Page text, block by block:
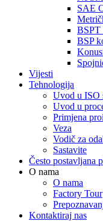
SAE
BSPT
BSP
Vijesti
Tehnologija
Uvod u ISO
Uvod u
Primjena
Veza
Vodič za
Sastavite
Često postavljana
O nama
O nama
Factory Tour
Kontaktiraj nas